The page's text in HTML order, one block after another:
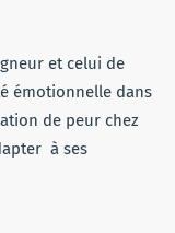
et celui de
émotionnelle dans
de peur chez
à ses